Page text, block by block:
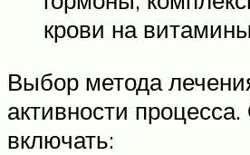
крови на
Выбор метода
активности
включать: